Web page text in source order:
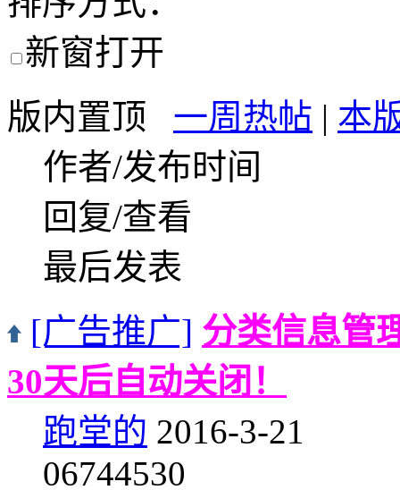
新窗打开
版内置顶
一周热帖 | 本
作者/发布时间
回复/查看
最后发表
[广告推广] 分类信息管
30天后自动关闭！
跑堂的 2016-3-21
06744530